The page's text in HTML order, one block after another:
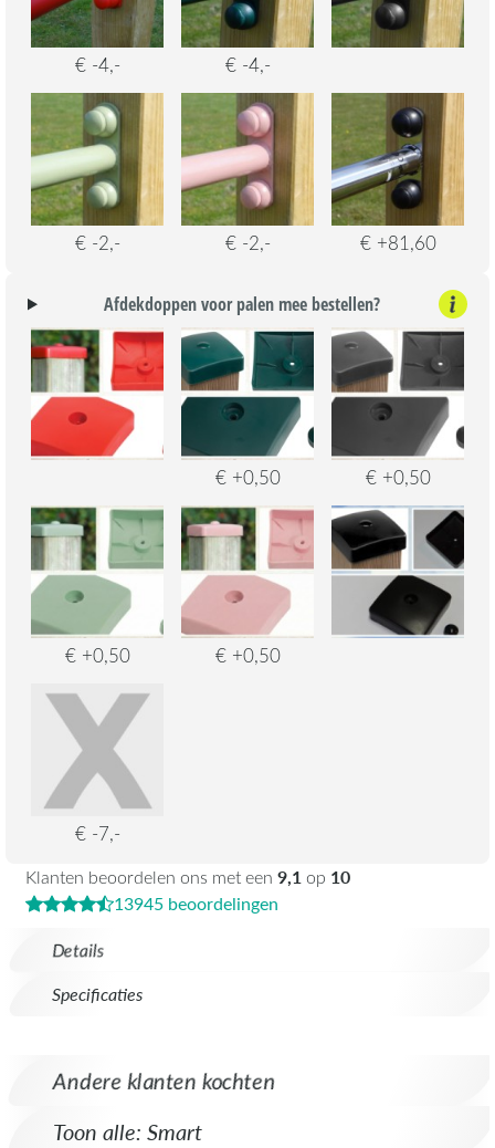
Details
Specificaties
Klanten beoordelen ons met een 9,1 op 10
13945 beoordelingen
€ -4,- € -4,-
€ -2,- € -2,- € +81,60
Afdekdoppen voor palen mee bestellen?
€ +0,50 € +0,50
€ +0,50 € +0,50
€ -7,-
Andere klanten kochten
Toon alle: Smart